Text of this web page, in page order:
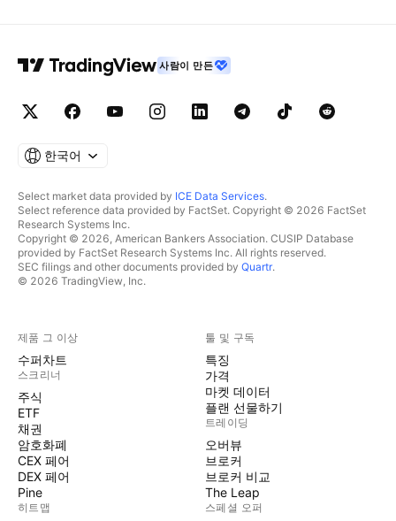
사람이 만든
한국어
Select market data provided by ICE Data Services.
Select reference data provided by FactSet. Copyright © 2026 FactSet
Research Systems Inc.
Copyright © 2026, American Bankers Association. CUSIP Database
provided by FactSet Research Systems Inc. All rights reserved.
SEC filings and other documents provided by Quartr.
© 2026 TradingView, Inc.
제품 그 이상
수퍼차트
스크리너
주식
ETF
채권
암호화폐
CEX 페어
DEX 페어
Pine
히트맵
툴 및 구독
특징
가격
마켓 데이터
플랜 선물하기
트레이딩
오버뷰
브로커
브로커 비교
The Leap
스페셜 오퍼